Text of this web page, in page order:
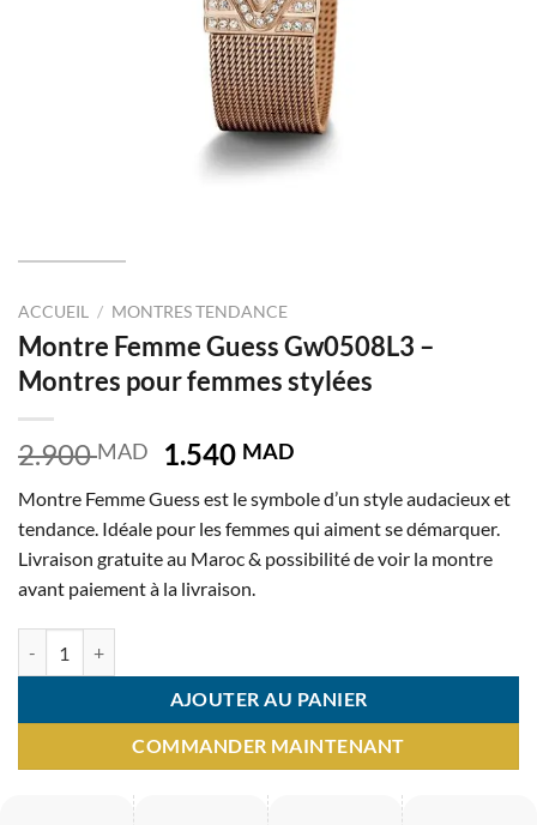
ACCUEIL / MONTRES TENDANCE
Montre Femme Guess Gw0508L3 –
Montres pour femmes stylées
2.900MAD
Le
initial
était :
2.900 MAD.
1.540 MADLe
actuel
est :
1.540 MAD.
Montre Femme Guess est le symbole d’un style audacieux et
tendance. Idéale pour les femmes qui aiment se démarquer.
Livraison gratuite au Maroc & possibilité de voir la montre
avant paiement à la livraison.
AJOUTER AU PANIER
COMMANDER MAINTENANT